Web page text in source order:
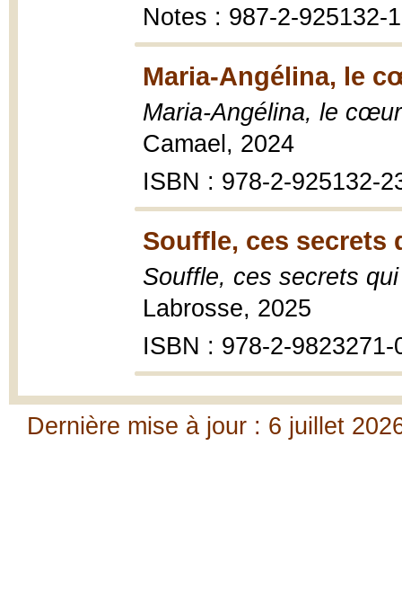
Notes : 987-2-925132-
Maria-Angélina, le
Maria-Angélina, le
Camael, 2024
ISBN : 978-2-925132-
Souffle, ces secrets
Souffle, ces secrets
Labrosse, 2025
ISBN : 978-2-9823271-
Dernière mise à jour : 6 juillet